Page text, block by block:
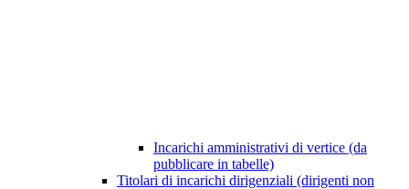
Incarichi amministrativi di vertice (da
pubblicare in tabelle)
Titolari di incarichi dirigenziali (dirigenti non